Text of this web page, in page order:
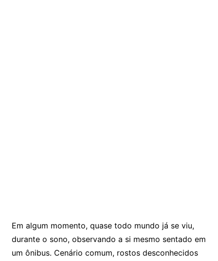
Em algum momento, quase todo mundo já se viu,
durante o sono, observando a si mesmo sentado em
um ônibus. Cenário comum, rostos desconhecidos